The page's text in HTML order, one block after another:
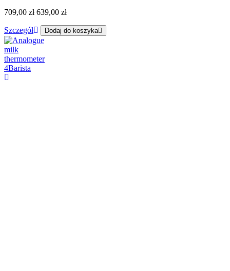
709,00 zł 639,00 zł
Szczegół Dodaj do koszyka